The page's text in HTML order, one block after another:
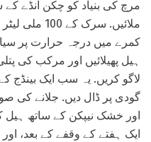
مرچ کی بنیاد کو چکن انڈے
کمرے میں درجہ حرارت پر
ہیل پھیلائیں اور مرکب کی
لاگو کریں. یہ سب ایک بینڈج
گودی پر ڈال دیں. جلانے کی
ایک ہفتے کے وقفے کے بعد،